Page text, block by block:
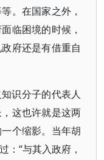
。在国家之外，
临困境的时候，
府还是有借重自
识分子的代表人
这也许就是这两
个缩影。当年胡
：“与其入政府，